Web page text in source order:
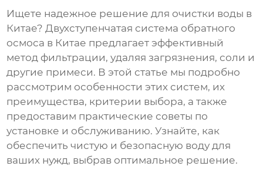
Ищете надежное решение для очистки воды в
Китае?Двухступенчатая система обратного
осмоса в Китае предлагает эффективный
метод фильтрации, удаляя загрязнения, соли и
другие примеси. В этой статье мы подробно
рассмотрим особенности этих систем, их
преимущества, критерии выбора, а также
предоставим практические советы по
установке и обслуживанию. Узнайте, как
обеспечить чистую и безопасную воду для
ваших нужд, выбрав оптимальное решение.